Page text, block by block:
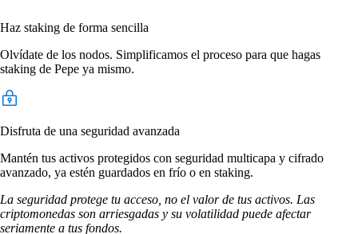
Haz staking de forma sencilla
Olvídate de los nodos. Simplificamos el proceso para que hagas
staking de Pepe ya mismo.
Disfruta de una seguridad avanzada
Mantén tus activos protegidos con seguridad multicapa y cifrado
avanzado, ya estén guardados en frío o en staking.
La seguridad protege tu acceso, no el valor de tus activos. Las
criptomonedas son arriesgadas y su volatilidad puede afectar
seriamente a tus fondos.